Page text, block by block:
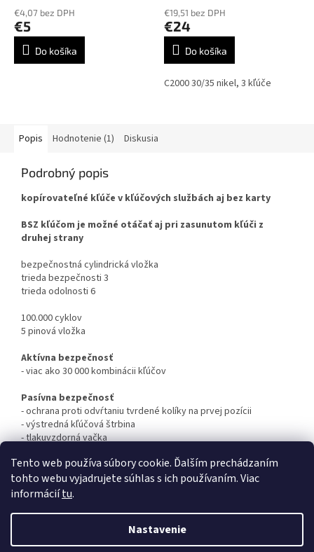
Tento web používa súbory cookie. Ďalším prechádzaním
tohto webu vyjadrujete súhlas s ich používaním. Viac
informáciítu.
Nastavenie
€4,07 bez DPH
€5
Do košíka
hodnotenie
produktu
je
5,0
hviezdičiek.
€19,51 bez DPH
€24
Do košíka
C2000 30/35 nikel, 3 kľúče
Popis Hodnotenie (1) Diskusia
Podrobný popis
kopírovateľné kľúče v kľúčových službách aj bez karty
BSZ kľúčom je možné otáčať aj pri zasunutom kľúči z
druhej strany
bezpečnostná cylindrická vložka
trieda bezpečnosti 3
trieda odolnosti 6
100.000 cyklov
5 pinová vložka
Aktívna bezpečnosť
- viac ako 30 000 kombinácii kľúčov
Pasívna bezpečnosť
- ochrana proti odvŕtaniu tvrdené kolíky na prvej pozícii
- výstredná kľúčová štrbina
- tlakuvzdorná vačka